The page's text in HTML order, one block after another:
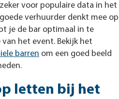
voor populaire data in het
verhuurder denkt mee op
je de bar optimaal in te
het event. Bekijk het
barren om een goed beeld
letten bij het